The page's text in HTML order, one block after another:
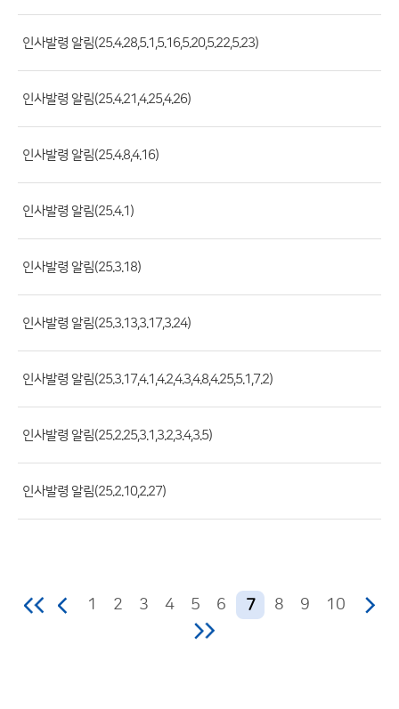
제
목,
등
부
파
일,
회
수)
인사발령 알림(25.4.28,5.1,5.16,5.20,5.22,5.23)
인사발령 알림(25.4.21,4.25,4.26)
인사발령 알림(25.4.8,4.16)
인사발령 알림(25.4.1)
인사발령 알림(25.3.18)
인사발령 알림(25.3.13,3.17,3.24)
인사발령 알림(25.3.17,4.1,4.2,4.3,4.8,4.25,5.1,7.2)
인사발령 알림(25.2.25,3.1,3.2,3.4,3.5)
인사발령 알림(25.2.10,2.27)
1 2 3 4 5 6 7 8 9 10